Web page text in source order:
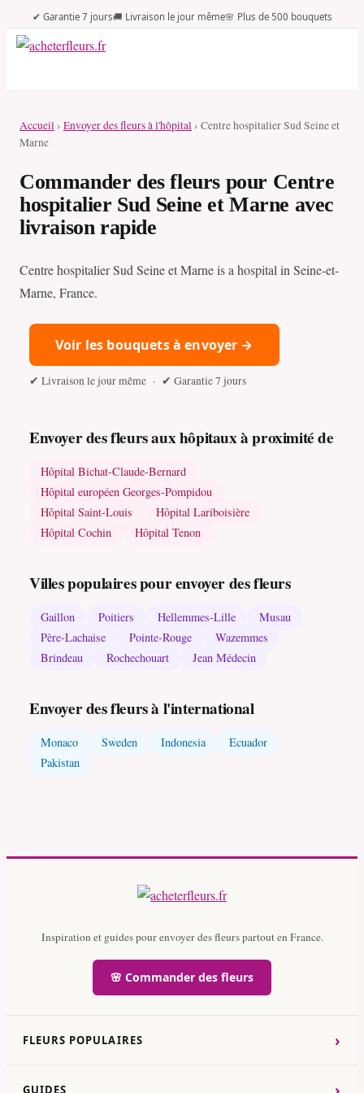
✔ Garantie 7 jours🚚 Livraison le jour même🌸 Plus de 500 bouquets
Accueil› Envoyer des fleurs à l'hôpital› Centre hospitalier Sud Seine et
Marne
Commander des fleurs pour Centre
hospitalier Sud Seine et Marne avec
livraison rapide
Centre hospitalier Sud Seine et Marne is a hospital in Seine-et-
Marne, France.
Voir les bouquets à envoyer →
✔ Livraison le jour même · ✔ Garantie 7 jours
Envoyer des fleurs aux hôpitaux à proximité de
Hôpital Bichat-Claude-Bernard
Hôpital européen Georges-Pompidou
Hôpital Saint-Louis
Hôpital Lariboisière
Hôpital Cochin
Hôpital Tenon
Villes populaires pour envoyer des fleurs
Gaillon Poitiers Hellemmes-Lille
Musau
Père-Lachaise
Pointe-Rouge
Wazemmes
Brindeau
Rochechouart Jean Médecin
Envoyer des fleurs à l'international
Monaco Sweden Indonesia
Ecuador
Pakistan
Inspiration et guides pour envoyer des fleurs partout en France.
🌸 Commander des fleurs
FLEURS POPULAIRES ›
GUIDES